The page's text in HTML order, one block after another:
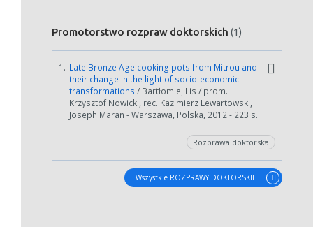
Promotorstwo rozpraw doktorskich (1)
1. Late Bronze Age cooking pots from Mitrou and
their change in the light of socio-economic
transformations / Bartłomiej Lis / prom.
Krzysztof Nowicki, rec. Kazimierz Lewartowski,
Joseph Maran - Warszawa, Polska, 2012 - 223 s.
Rozprawa doktorska
Wszystkie ROZPRAWY DOKTORSKIE